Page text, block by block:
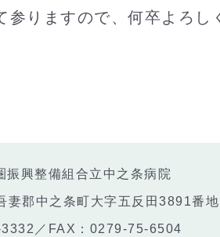
りますので、何卒よろし
振興整備組合立中之条病院
郡中之条町大字五反田3891番地
／FAX：0279-75-6504